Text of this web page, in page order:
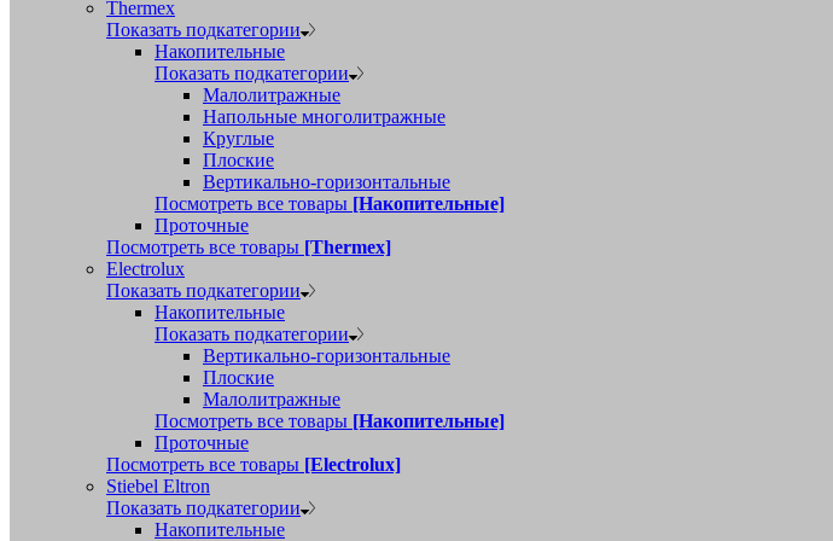
Thermex
Показать подкатегории
Накопительные
Показать подкатегории
Малолитражные
Напольные многолитражные
Круглые
Плоские
Вертикально-горизонтальные
Посмотреть все товары [Накопительные]
Проточные
Посмотреть все товары [Thermex]
Electrolux
Показать подкатегории
Накопительные
Показать подкатегории
Вертикально-горизонтальные
Плоские
Малолитражные
Посмотреть все товары [Накопительные]
Проточные
Посмотреть все товары [Electrolux]
Stiebel Eltron
Показать подкатегории
Накопительные